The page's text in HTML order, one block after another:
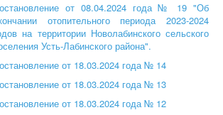
от 08.04.2024 года № 19 "Об
отопительного периода 2023-2024
на территории Новолабинского сельского
Усть-Лабинского района".
от 18.03.2024 года № 14
от 18.03.2024 года № 13
от 18.03.2024 года № 12